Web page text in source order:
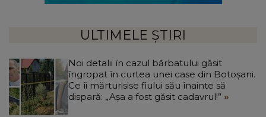
ULTIMELE ȘTIRI
Noi detalii în cazul bărbatului găsit
îngropat în curtea unei case din Botoșani.
Ce îi mărturisise fiului său înainte să
dispară: „Așa a fost găsit cadavrul!”